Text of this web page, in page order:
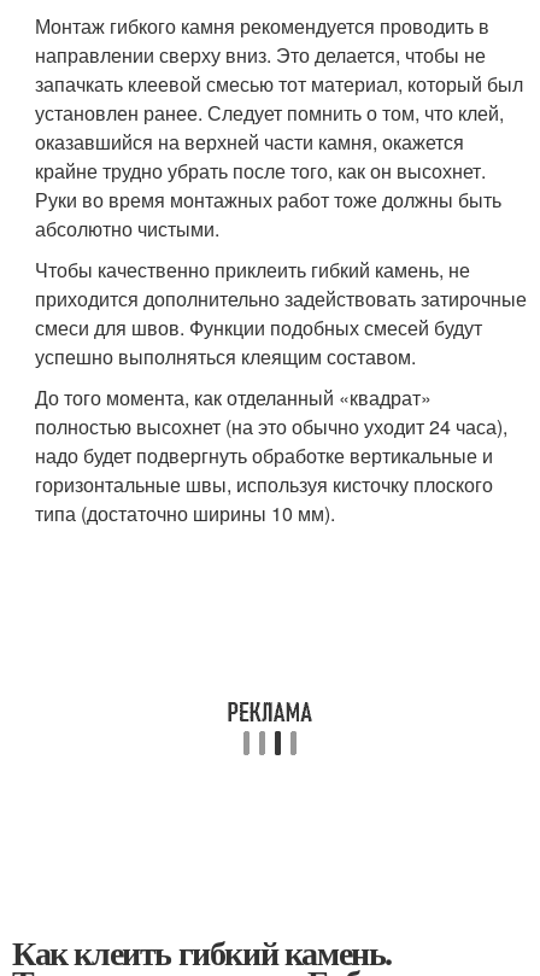
Монтаж гибкого камня рекомендуется проводить в
направлении сверху вниз. Это делается, чтобы не
запачкать клеевой смесью тот материал, который был
установлен ранее. Следует помнить о том, что клей,
оказавшийся на верхней части камня, окажется
крайне трудно убрать после того, как он высохнет.
Руки во время монтажных работ тоже должны быть
абсолютно чистыми.
Чтобы качественно приклеить гибкий камень, не
приходится дополнительно задействовать затирочные
смеси для швов. Функции подобных смесей будут
успешно выполняться клеящим составом.
До того момента, как отделанный «квадрат»
полностью высохнет (на это обычно уходит 24 часа),
надо будет подвергнуть обработке вертикальные и
горизонтальные швы, используя кисточку плоского
типа (достаточно ширины 10 мм).
Как клеить гибкий камень.